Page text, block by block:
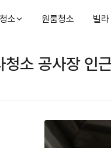
소 원룸청소 빌
청소 공사장 인